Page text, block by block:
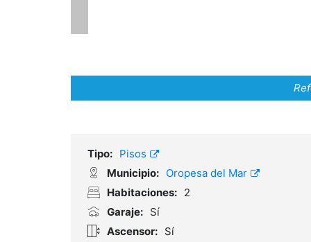
Tipo: Pisos
Municipio: Oropesa del Mar
Habitaciones: 2
Garaje: Sí
Ascensor: Sí